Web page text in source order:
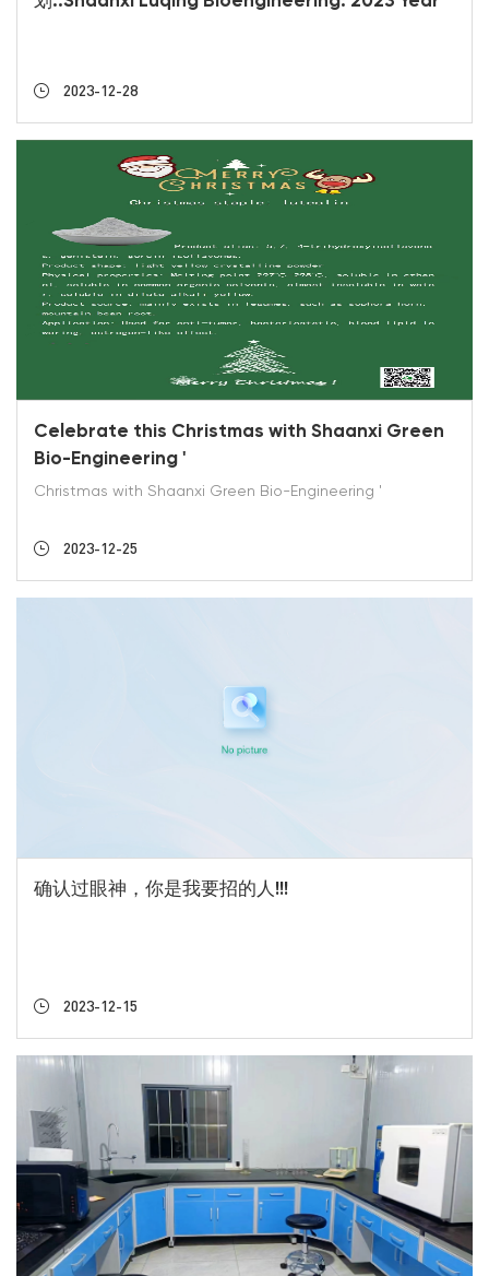
2023-12-28
Celebrate this Christmas with Shaanxi Green
Bio-Engineering '
Christmas with Shaanxi Green Bio-Engineering '
2023-12-25
确认过眼神，你是我要招的人!!!
2023-12-15